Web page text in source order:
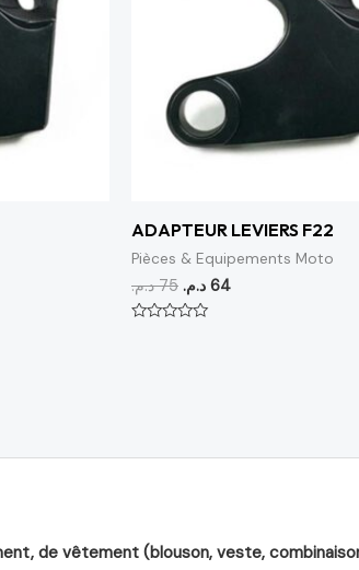
ADAPTEUR LEVIERS F22
Pièces & Equipements Moto
75 د.م. 64 د.م.
de vêtement (blouson, veste,